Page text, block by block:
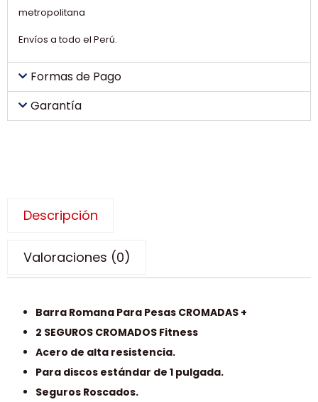
metropolitana
Envíos a todo el Perú.
Formas de Pago
Garantía
Descripción
Valoraciones (0)
Barra Romana Para Pesas CROMADAS +
2 SEGUROS CROMADOS Fitness
Acero de alta resistencia.
Para discos estándar de 1 pulgada.
Seguros Roscados.